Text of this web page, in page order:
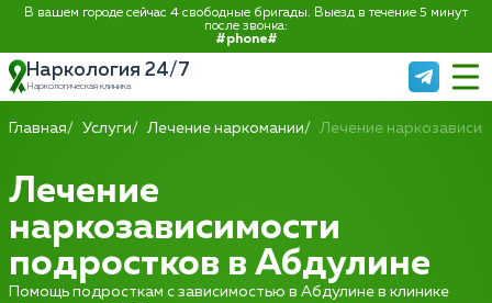
В вашем городе сейчас 4 свободные бригады. Выезд в течение 5 минут
после звонка:
#phone#
Наркология 24/7
Наркологическая клиника
Главная Услуги Лечение наркомании Лечение
Лечение
наркозависимости
подростков в Абдулине
Помощь подросткам с зависимостью в Абдулине в клинике